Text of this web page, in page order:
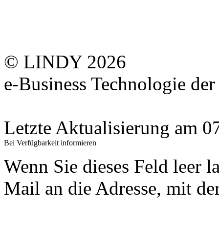
© LINDY 2026
e-Business Technologie
Letzte Aktualisierung am
Bei Verfügbarkeit informieren
Wenn Sie dieses Feld leer
Mail an die Adresse, mit